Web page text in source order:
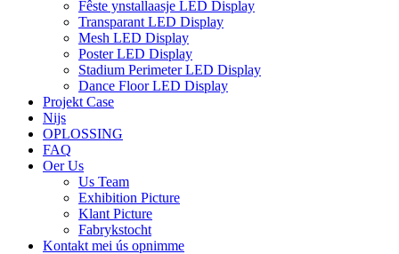
Fêste ynstallaasje LED Display
Transparant LED Display
Mesh LED Display
Poster LED Display
Stadium Perimeter LED Display
Dance Floor LED Display
Projekt Case
Nijs
OPLOSSING
FAQ
Oer Us
Us Team
Exhibition Picture
Klant Picture
Fabrykstocht
Kontakt mei ús opnimme